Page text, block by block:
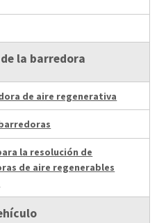
la barredora
de aire regenerativa
la resolución de
de aire regenerables